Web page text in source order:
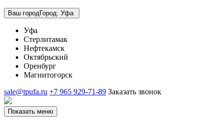
Ваш городГород: Уфа
Уфа
Стерлитамак
Нефтекамск
Октябрьский
Оренбург
Магнитогорск
sale@tpufa.ru +7 965 929-71-89 Заказать звонок
Показать меню